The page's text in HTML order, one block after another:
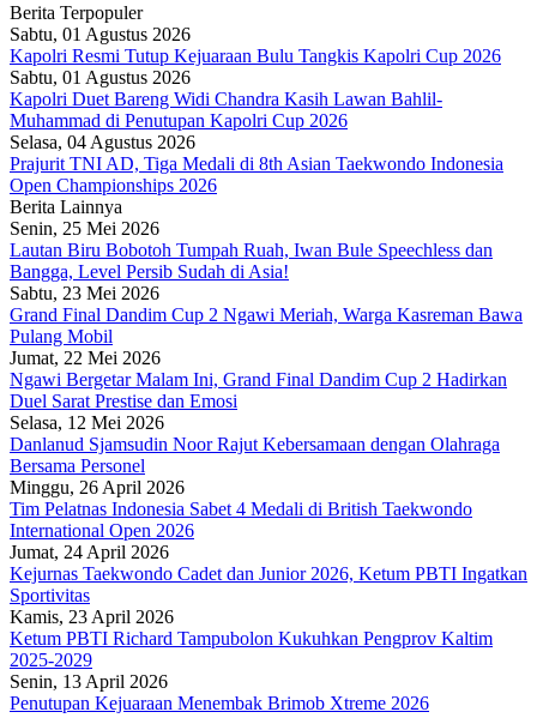
Berita Terpopuler
Sabtu, 01 Agustus 2026
Kapolri Resmi Tutup Kejuaraan Bulu Tangkis Kapolri Cup 2026
Sabtu, 01 Agustus 2026
Kapolri Duet Bareng Widi Chandra Kasih Lawan Bahlil-
Muhammad di Penutupan Kapolri Cup 2026
Selasa, 04 Agustus 2026
Prajurit TNI AD, Tiga Medali di 8th Asian Taekwondo Indonesia
Open Championships 2026
Berita Lainnya
Senin, 25 Mei 2026
Lautan Biru Bobotoh Tumpah Ruah, Iwan Bule Speechless dan
Bangga, Level Persib Sudah di Asia!
Sabtu, 23 Mei 2026
Grand Final Dandim Cup 2 Ngawi Meriah, Warga Kasreman Bawa
Pulang Mobil
Jumat, 22 Mei 2026
Ngawi Bergetar Malam Ini, Grand Final Dandim Cup 2 Hadirkan
Duel Sarat Prestise dan Emosi
Selasa, 12 Mei 2026
Danlanud Sjamsudin Noor Rajut Kebersamaan dengan Olahraga
Bersama Personel
Minggu, 26 April 2026
Tim Pelatnas Indonesia Sabet 4 Medali di British Taekwondo
International Open 2026
Jumat, 24 April 2026
Kejurnas Taekwondo Cadet dan Junior 2026, Ketum PBTI Ingatkan
Sportivitas
Kamis, 23 April 2026
Ketum PBTI Richard Tampubolon Kukuhkan Pengprov Kaltim
2025-2029
Senin, 13 April 2026
Penutupan Kejuaraan Menembak Brimob Xtreme 2026